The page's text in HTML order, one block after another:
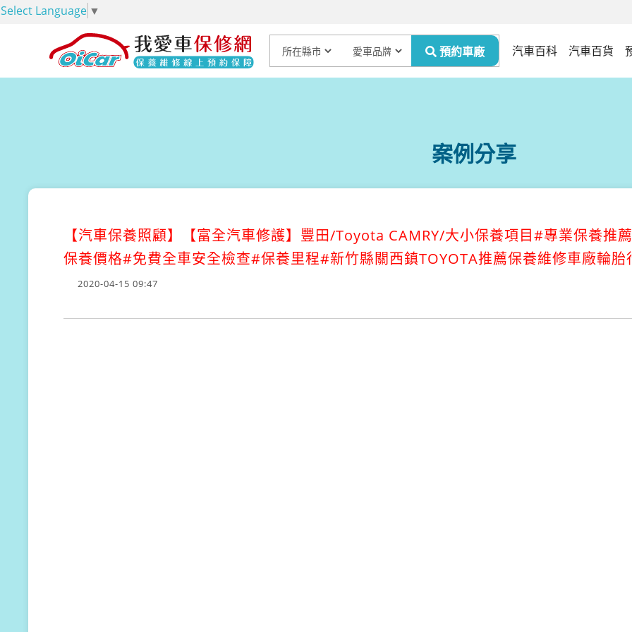
Select Language ▼
汽車百科 汽車百貨
案例分享
【汽車保養照顧】
【富全汽車修護】豐田/Toyota CAMRY/大小保養項目#專業保養推
保養價格#免費全車安全檢查#保養里程#新竹縣關西鎮TOYOTA推薦保養維修車廠輪胎
2020-04-15 09:47